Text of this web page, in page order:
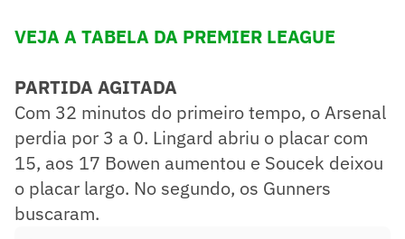
VEJA A TABELA DA PREMIER LEAGUE
PARTIDA AGITADA
Com 32 minutos do primeiro tempo, o Arsenal
perdia por 3 a 0. Lingard abriu o placar com
15, aos 17 Bowen aumentou e Soucek deixou
o placar largo. No segundo, os Gunners
buscaram.